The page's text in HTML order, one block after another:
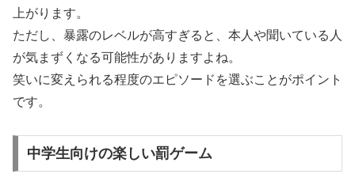
上がります。
ただし、暴露のレベルが高すぎると、本人や聞いている人
が気まずくなる可能性がありますよね。
笑いに変えられる程度のエピソードを選ぶことがポイント
です。
中学生向けの楽しい罰ゲーム